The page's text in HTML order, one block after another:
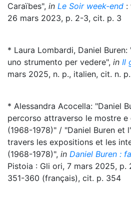
Caraïbes", in Le Soir week-end :
26 mars 2023, p. 2-3, cit. p. 3
* Laura Lombardi, Daniel
uno strumento per vedere", in Il
mars 2025, n. p., italien, cit. n. p.
* Alessandra Acocella: "Daniel
percorso attraverso le mostre
(1968-1978)" / "Daniel Buren et
travers les expositions et les
(1968-1978)", in Daniel Buren :
Pistoia : Gli ori, 7 mars 2025, p.
351-360 (français), cit. p. 354